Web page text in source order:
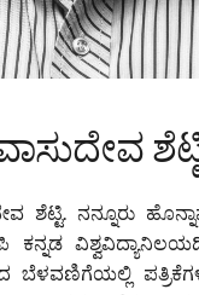
ಶೆಟ್ಟಿ. ನನ್ನೂರು
ಕನ್ನಡ
ಬೆಳವಣಿಗೆಯಲ್ಲಿ